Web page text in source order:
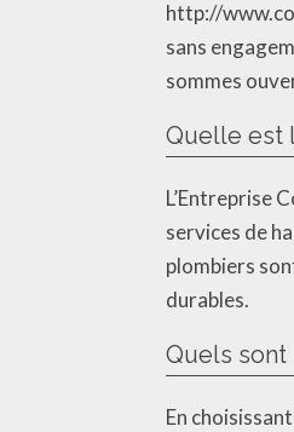
http://
sans
sommes
Quelle est
L’Entreprise
services de
plombiers
durables.
Quels sont
En